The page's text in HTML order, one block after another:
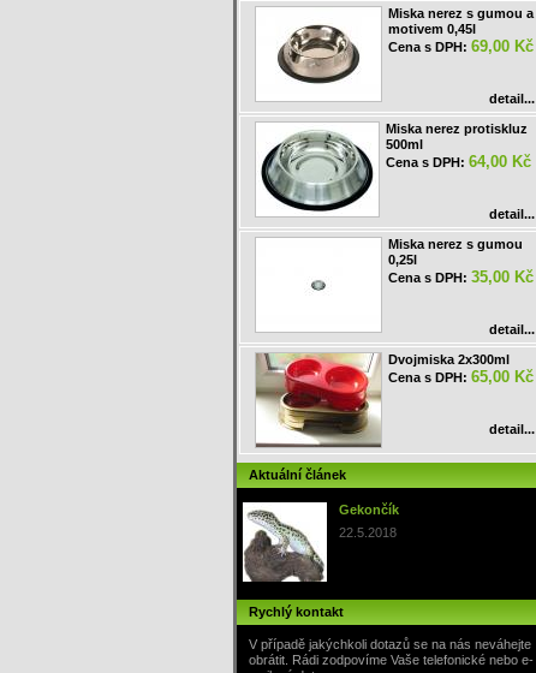
Miska nerez s gumou a
motivem 0,45l
Cena s DPH: 69,00 Kč
detail...
Miska nerez protiskluz
500ml
Cena s DPH: 64,00 Kč
detail...
Miska nerez s gumou
0,25l
Cena s DPH: 35,00 Kč
detail...
Dvojmiska 2x300ml
Cena s DPH: 65,00 Kč
detail...
Aktuální článek
Gekončík
22.5.2018
Rychlý kontakt
V případě jakýchkoli dotazů se na nás neváhejte
obrátit. Rádi zodpovíme Vaše telefonické nebo e-